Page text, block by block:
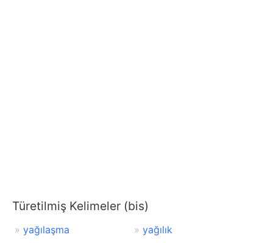
Türetilmiş Kelimeler (bis)
yağılaşma
yağılık